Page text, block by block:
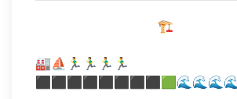
⠀⠀⠀⠀⠀⠀⠀⠀⠀⠀⠀⠀⠀🏗️
🏭⛵🏃‍♂️🏃‍♂️🏃‍♂️🏃‍♂️
⬛⬛⬛⬛⬛⬛⬛⬛🟩🌊🌊🌊🌊